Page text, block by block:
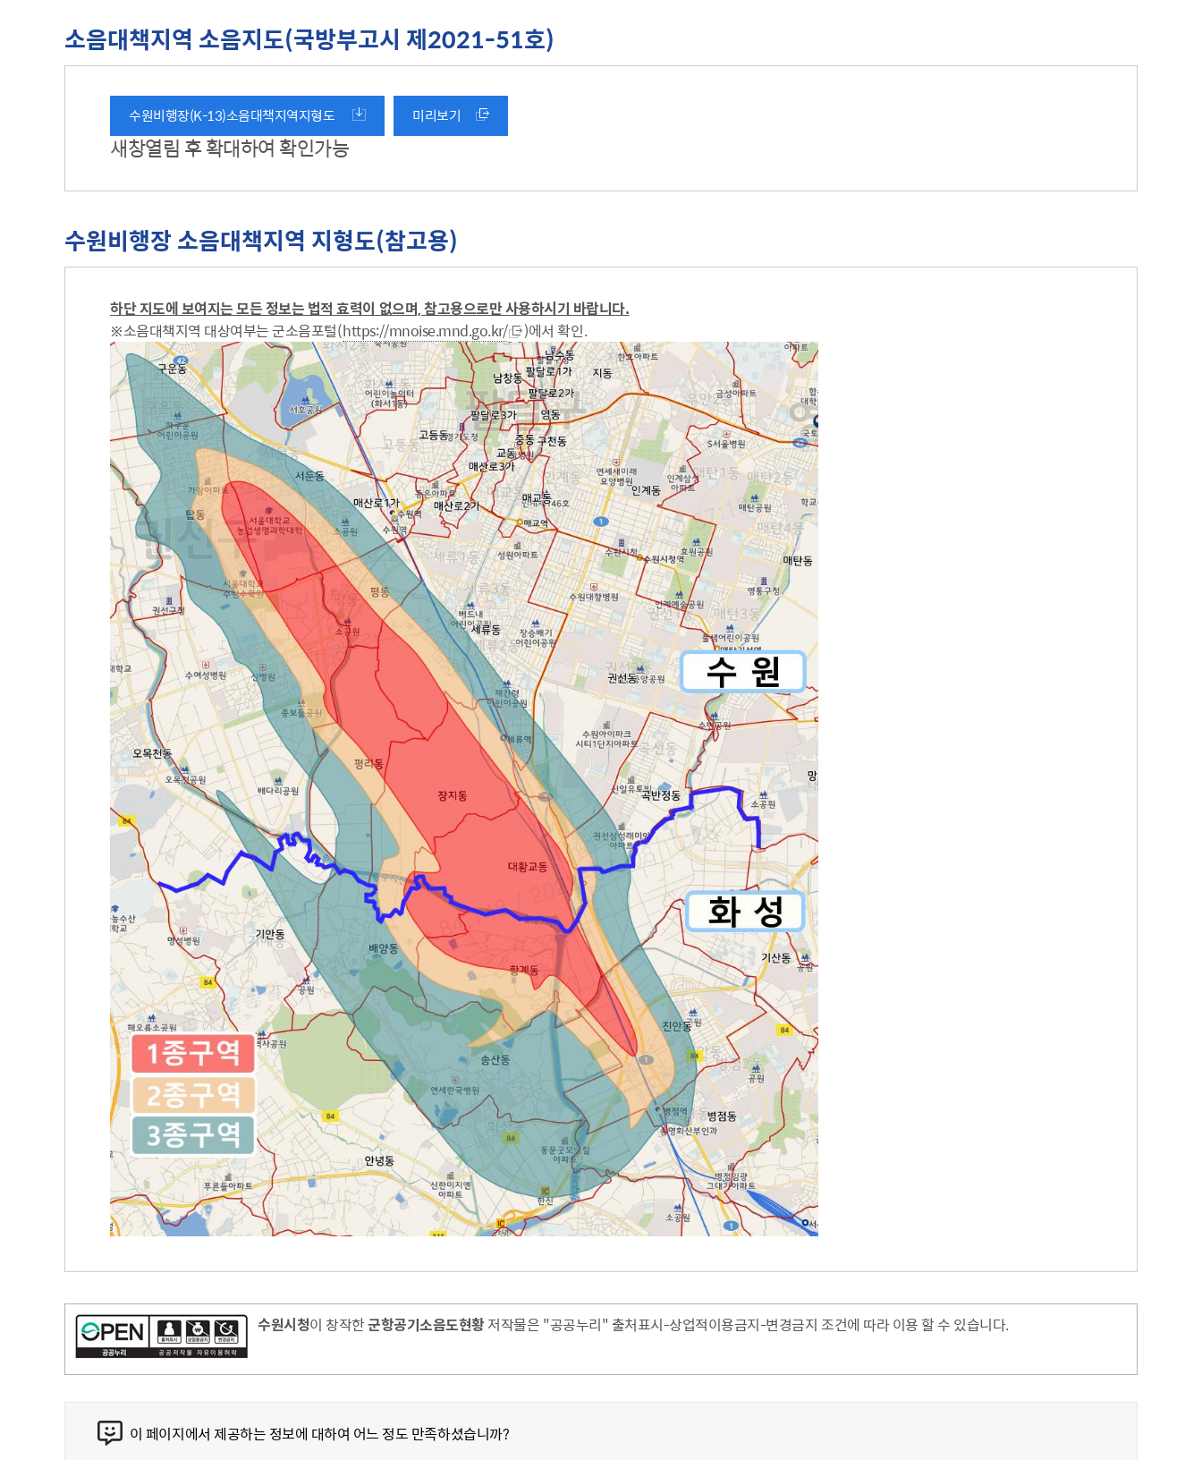
소음대책지역 소음지도(국방부고시 제2021-51호)
수원비행장(K-13)소음대책지역지형도 미리보기
새창열림 후 확대하여 확인가능
수원비행장 소음대책지역 지형도(참고용)
하단 지도에 보여지는 모든 정보는 법적 효력이 없으며, 참고용으로만 사용하시기 바랍니다.
※소음대책지역 대상여부는 군소음포털(https://mnoise.mnd.go.kr/ )에서 확인.
수원시청이 창작한군항공기소음도현황저작물은 "공공누리" 출처표시-상업적이용금지-변경금지 조건에 따라 이용 할 수 있습니다.
이 페이지에서 제공하는 정보에 대하여 어느 정도 만족하셨습니까?